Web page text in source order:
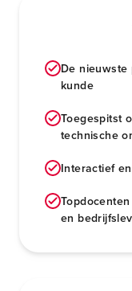
De nieuwste
kunde
Toegespitst
technische
Interactief
en